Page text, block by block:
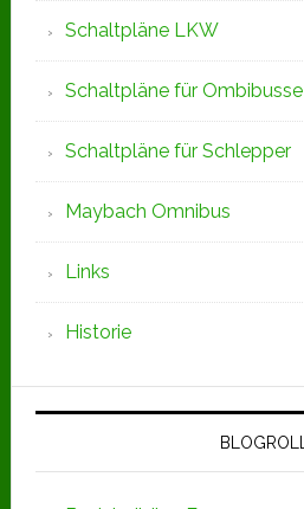
Schaltpläne LKW
Schaltpläne für Ombibusse
Schaltpläne für Schlepper
Maybach Omnibus
Links
Historie
BLOGROLL